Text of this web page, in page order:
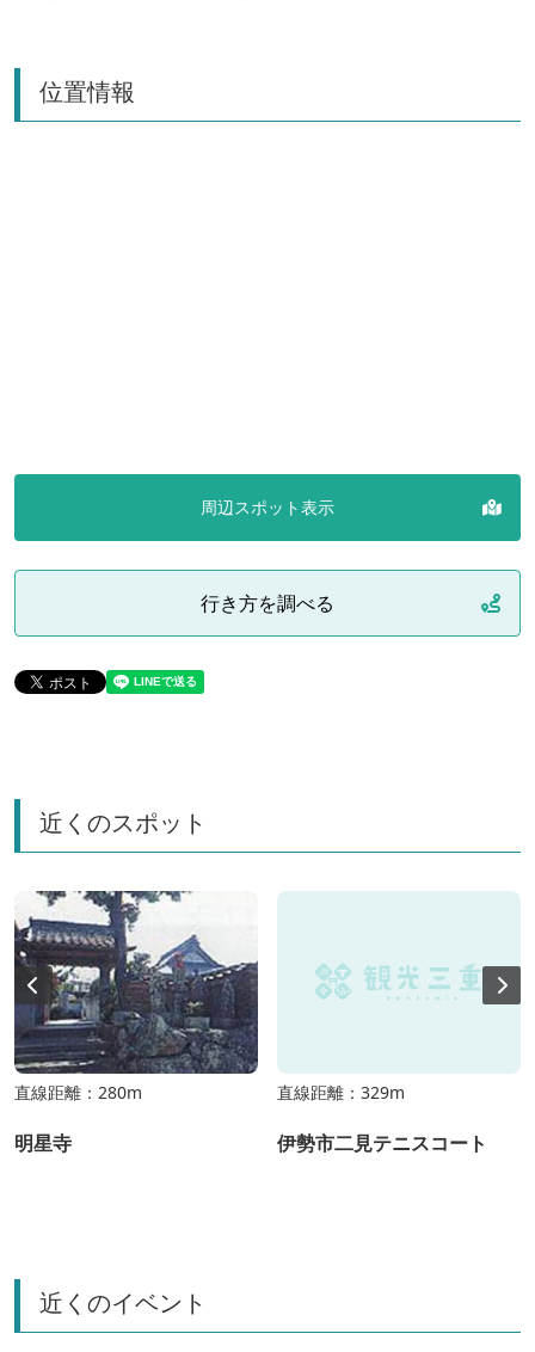
位置情報
周辺スポット表示
行き方を調べる
近くのスポット
直線距離：280m
明星寺
直線距離：329m
伊勢市二見テニスコート
近くのイベント